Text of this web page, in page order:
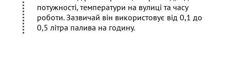
потужності, температури на вулиці та часу
роботи. Зазвичай він використовує від 0,1 до
0,5 літра палива на годину.